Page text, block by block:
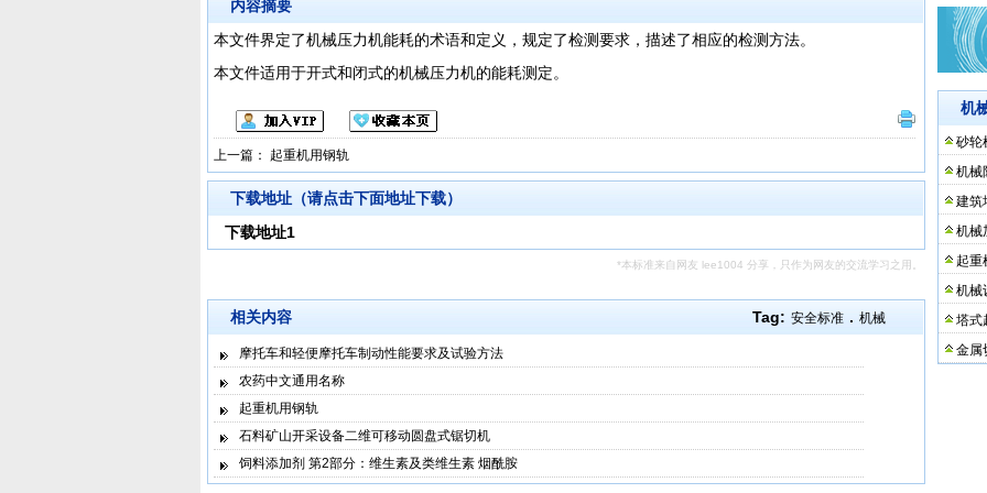
内容摘要
本文件界定了机械压力机能耗的术语和定义，规定了检测要求，描述了相应的检测方法。
本文件适用于开式和闭式的机械压力机的能耗测定。
上一篇： 起重机用钢轨
下载地址（请点击下面地址下载）
下载地址1
*本标准来自网友 lee1004 分享，只作为网友的交流学习之用。
Tag: 安全标准 . 机械
相关内容
摩托车和轻便摩托车制动性能要求及试验方法
农药中文通用名称
起重机用钢轨
石料矿山开采设备二维可移动圆盘式锯切机
饲料添加剂 第2部分：维生素及类维生素 烟酰胺
机
砂轮
机械
建筑
机械
起重
机械
塔式
金属